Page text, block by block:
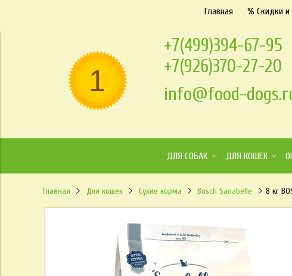
Главная % Скидки
+7(499)394-67-95
+7(926)370-27-20
info@food-
ДЛЯ СОБАК ДЛЯ КОШЕК
Главная Для кошек Сухие корма Bosch Sanabelle 8 кг